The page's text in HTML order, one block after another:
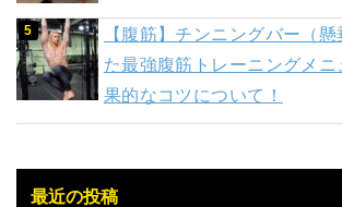
【腹筋】チンニングバー（
た最強腹筋トレーニングメ
果的なコツについて！
最近の投稿